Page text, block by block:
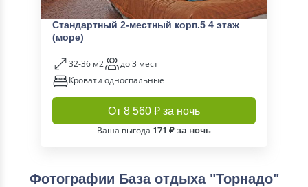
Стандартный 2-местный корп.5 4 этаж
(море)
32-36 м2
до 3 мест
Кровати односпальные
От 8 560 ₽ за ночь
Ваша выгода 171 ₽ за ночь
Фотографии База отдыха "Торнадо"